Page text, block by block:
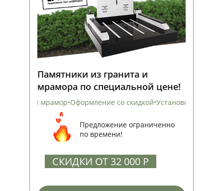
Памятники из гранита и
мрамора по специальной цене!
Оформление со скидкой•Установка на всех кладбищах
Предложение ограниченно
по времени!
СКИДКИ ОТ 32 000 Р